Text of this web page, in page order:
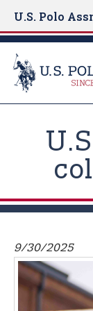
m
U.S. Polo
9/30/2025